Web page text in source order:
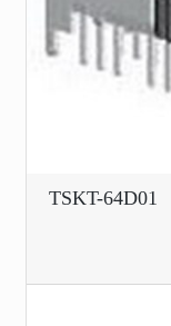
TSKT-64D01